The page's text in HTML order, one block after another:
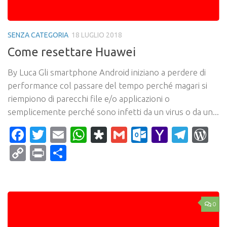
SENZA CATEGORIA 18 LUGLIO 2018
Come resettare Huawei
By Luca Gli smartphone Android iniziano a perdere di
performance col passare del tempo perché magari si
riempiono di parecchi file e/o applicazioni o
semplicemente perché sono infetti da un virus o da un...
Facebook
Twitter
EmailWhatsApp
Diaspora
Gmail Yahoo
CopyPrint
0